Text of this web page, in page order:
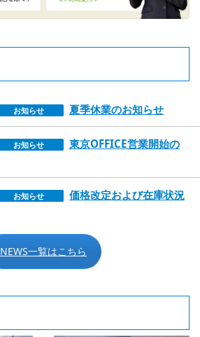
お知らせ 夏季休業のお知らせ
お知らせ
東京OFFICE営業開始の
お知らせ
価格改定および在庫状況
NEWS一覧はこちら